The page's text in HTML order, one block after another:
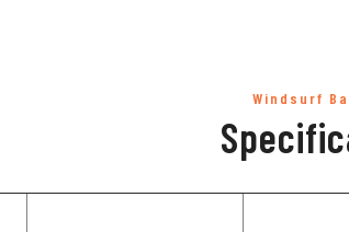
Windsurf